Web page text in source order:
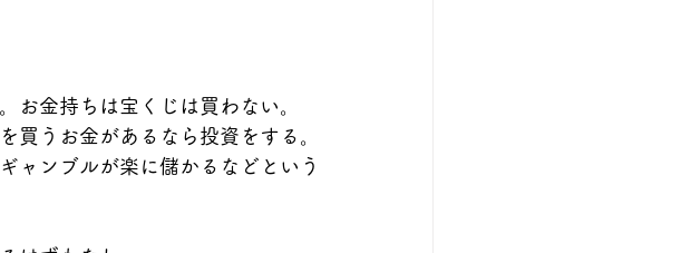
お金持ちは宝くじは買わない。
買うお金があるなら投資をする。
ャンブルが楽に儲かるなどという